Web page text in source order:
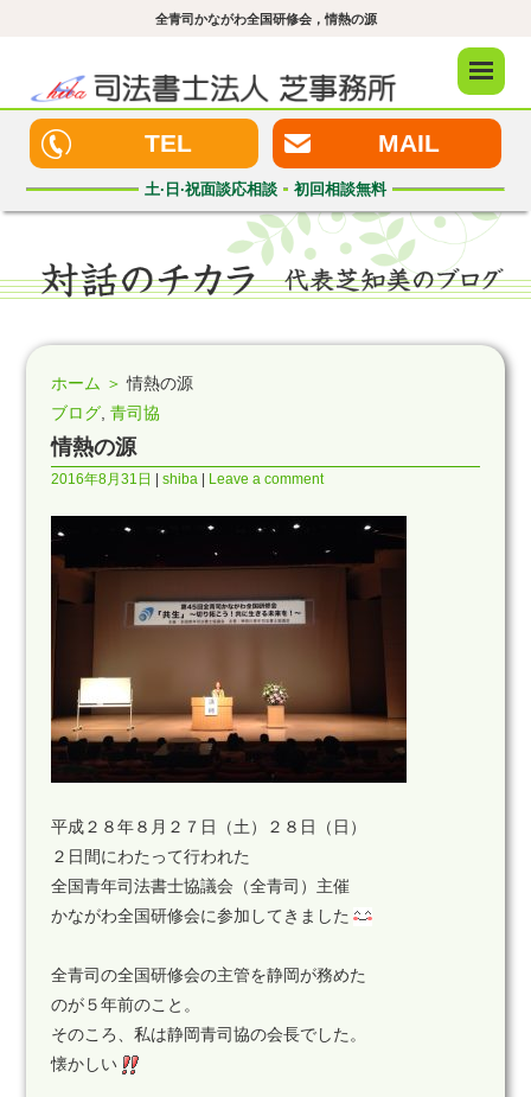
全青司かながわ全国研修会，情熱の源
メニュ
TEL MAIL
土·日·祝面談応相談 初回相談無料
ホーム ＞ 情熱の源
ブログ, 青司協
情熱の源
2016年8月31日 shiba Leave a comment
平成２８年８月２７日（土）２８日（日）
２日間にわたって行われた
全国青年司法書士協議会（全青司）主催
かながわ全国研修会に参加してきました
全青司の全国研修会の主管を静岡が務めた
のが５年前のこと。
そのころ、私は静岡青司協の会長でした。
懐かしい